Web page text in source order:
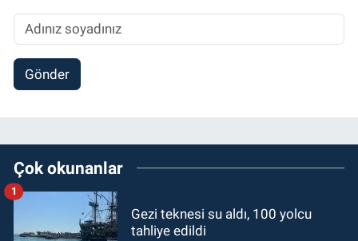
Gönder
Çok okunanlar
Gezi teknesi su aldı, 100 yolcu
tahliye edildi
1